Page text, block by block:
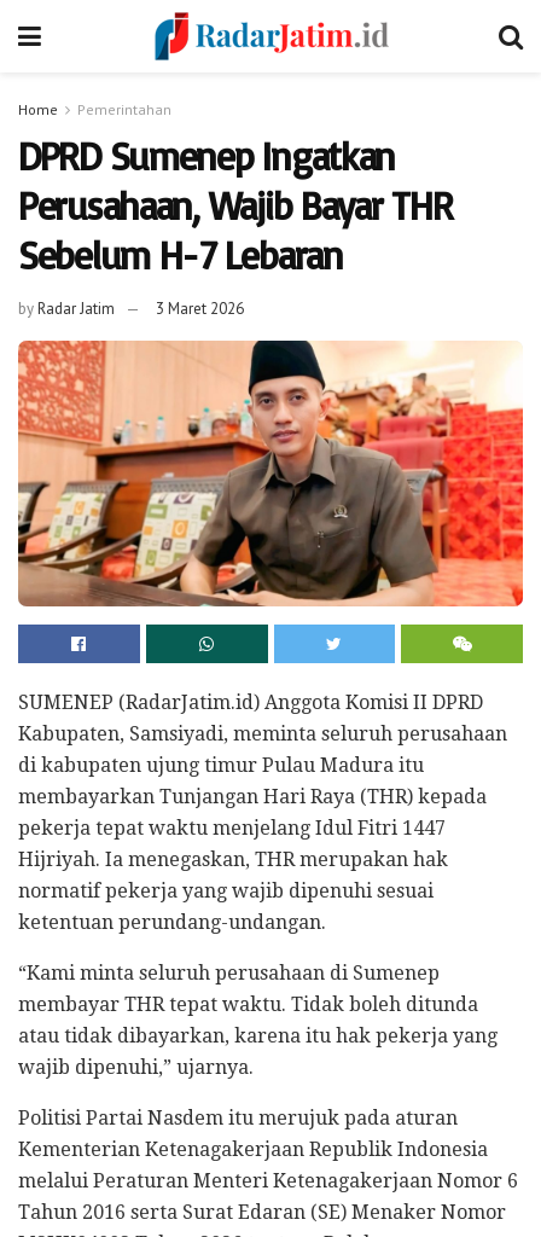
Home Pemerintahan
DPRD Sumenep Ingatkan
Perusahaan, Wajib Bayar THR
Sebelum H-7 Lebaran
byRadar Jatim 3 Maret 2026
SUMENEP (RadarJatim.id) Anggota Komisi II DPRD
Kabupaten, Samsiyadi, meminta seluruh perusahaan
di kabupaten ujung timur Pulau Madura itu
membayarkan Tunjangan Hari Raya (THR) kepada
pekerja tepat waktu menjelang Idul Fitri 1447
Hijriyah. Ia menegaskan, THR merupakan hak
normatif pekerja yang wajib dipenuhi sesuai
ketentuan perundang-undangan.
“Kami minta seluruh perusahaan di Sumenep
membayar THR tepat waktu. Tidak boleh ditunda
atau tidak dibayarkan, karena itu hak pekerja yang
wajib dipenuhi,” ujarnya.
Politisi Partai Nasdem itu merujuk pada aturan
Kementerian Ketenagakerjaan Republik Indonesia
melalui Peraturan Menteri Ketenagakerjaan Nomor 6
Tahun 2016 serta Surat Edaran (SE) Menaker Nomor